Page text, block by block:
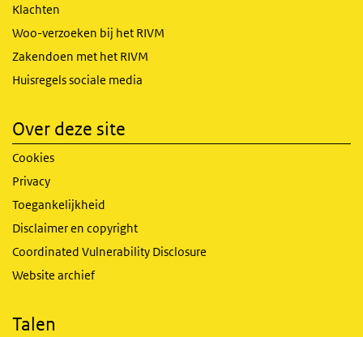
Klachten
Woo-verzoeken bij het RIVM
Zakendoen met het RIVM
Huisregels sociale media
Over deze site
Cookies
Privacy
Toegankelijkheid
Disclaimer en copyright
Coordinated Vulnerability Disclosure
Website archief
Talen